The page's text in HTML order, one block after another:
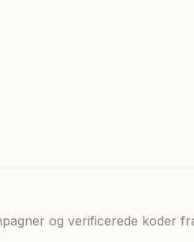
og verificerede koder